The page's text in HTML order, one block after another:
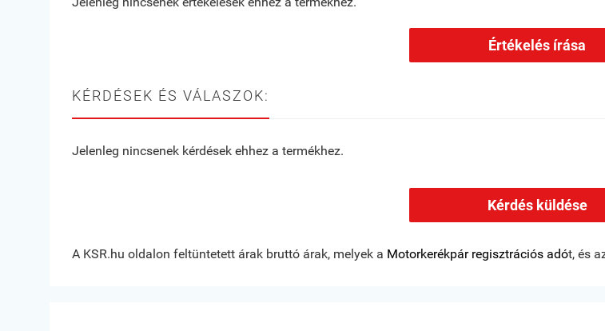
Értékelés írása
KÉRDÉSEK ÉS VÁLASZOK:
Jelenleg nincsenek kérdések ehhez a termékhez.
Kérdés küldése
A KSR.hu oldalon feltüntetett árak bruttó árak, melyek a Motorkerékpár regisztrációs adót, és